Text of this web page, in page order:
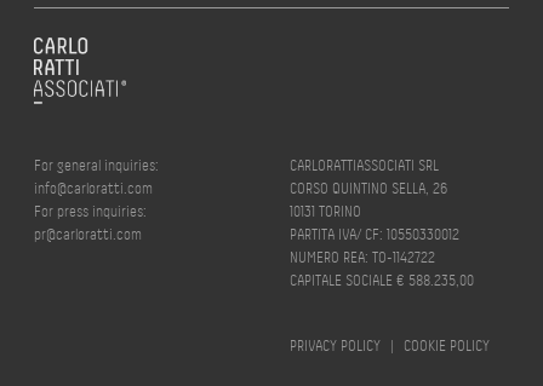
For general inquiries:
info@carloratti.com
For press inquiries:
pr@carloratti.com
CARLORATTIASSOCIATI SRL
CORSO QUINTINO SELLA, 26
10131 TORINO
PARTITA IVA/ CF: 10550330012
NUMERO REA: TO-1142722
CAPITALE SOCIALE € 588.235,00
PRIVACY POLICY | COOKIE POLICY